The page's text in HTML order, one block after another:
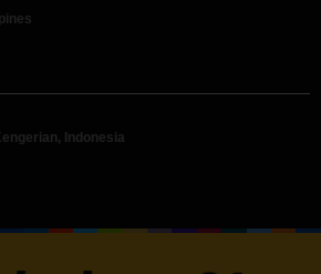
, Indonesia